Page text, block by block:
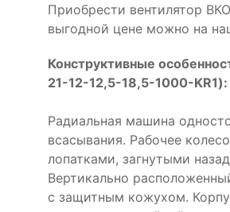
Приобрести вентилятор
выгодной цене можно на
Конструктивные
21-12-12,5-18,5-1000-KR1):
Радиальная машина
всасывания. Рабочее
лопатками, загнутыми
Вертикально
с защитным кожухом.